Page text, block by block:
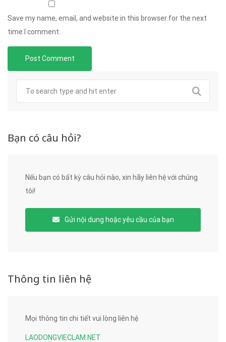
Save my name, email, and website in this browser for the next
time I comment.
Bạn có câu hỏi?
Nếu bạn có bất kỳ câu hỏi nào, xin hãy liên hệ với chúng
tôi!
Gửi nội dung hoặc yêu cầu của bạn
Thông tin liên hệ
Mọi thông tin chi tiết vui lòng liên hệ
LAODONGVIECLAM.NET